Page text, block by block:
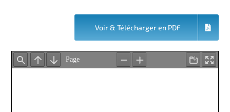
Voir & Télécharger en PDF